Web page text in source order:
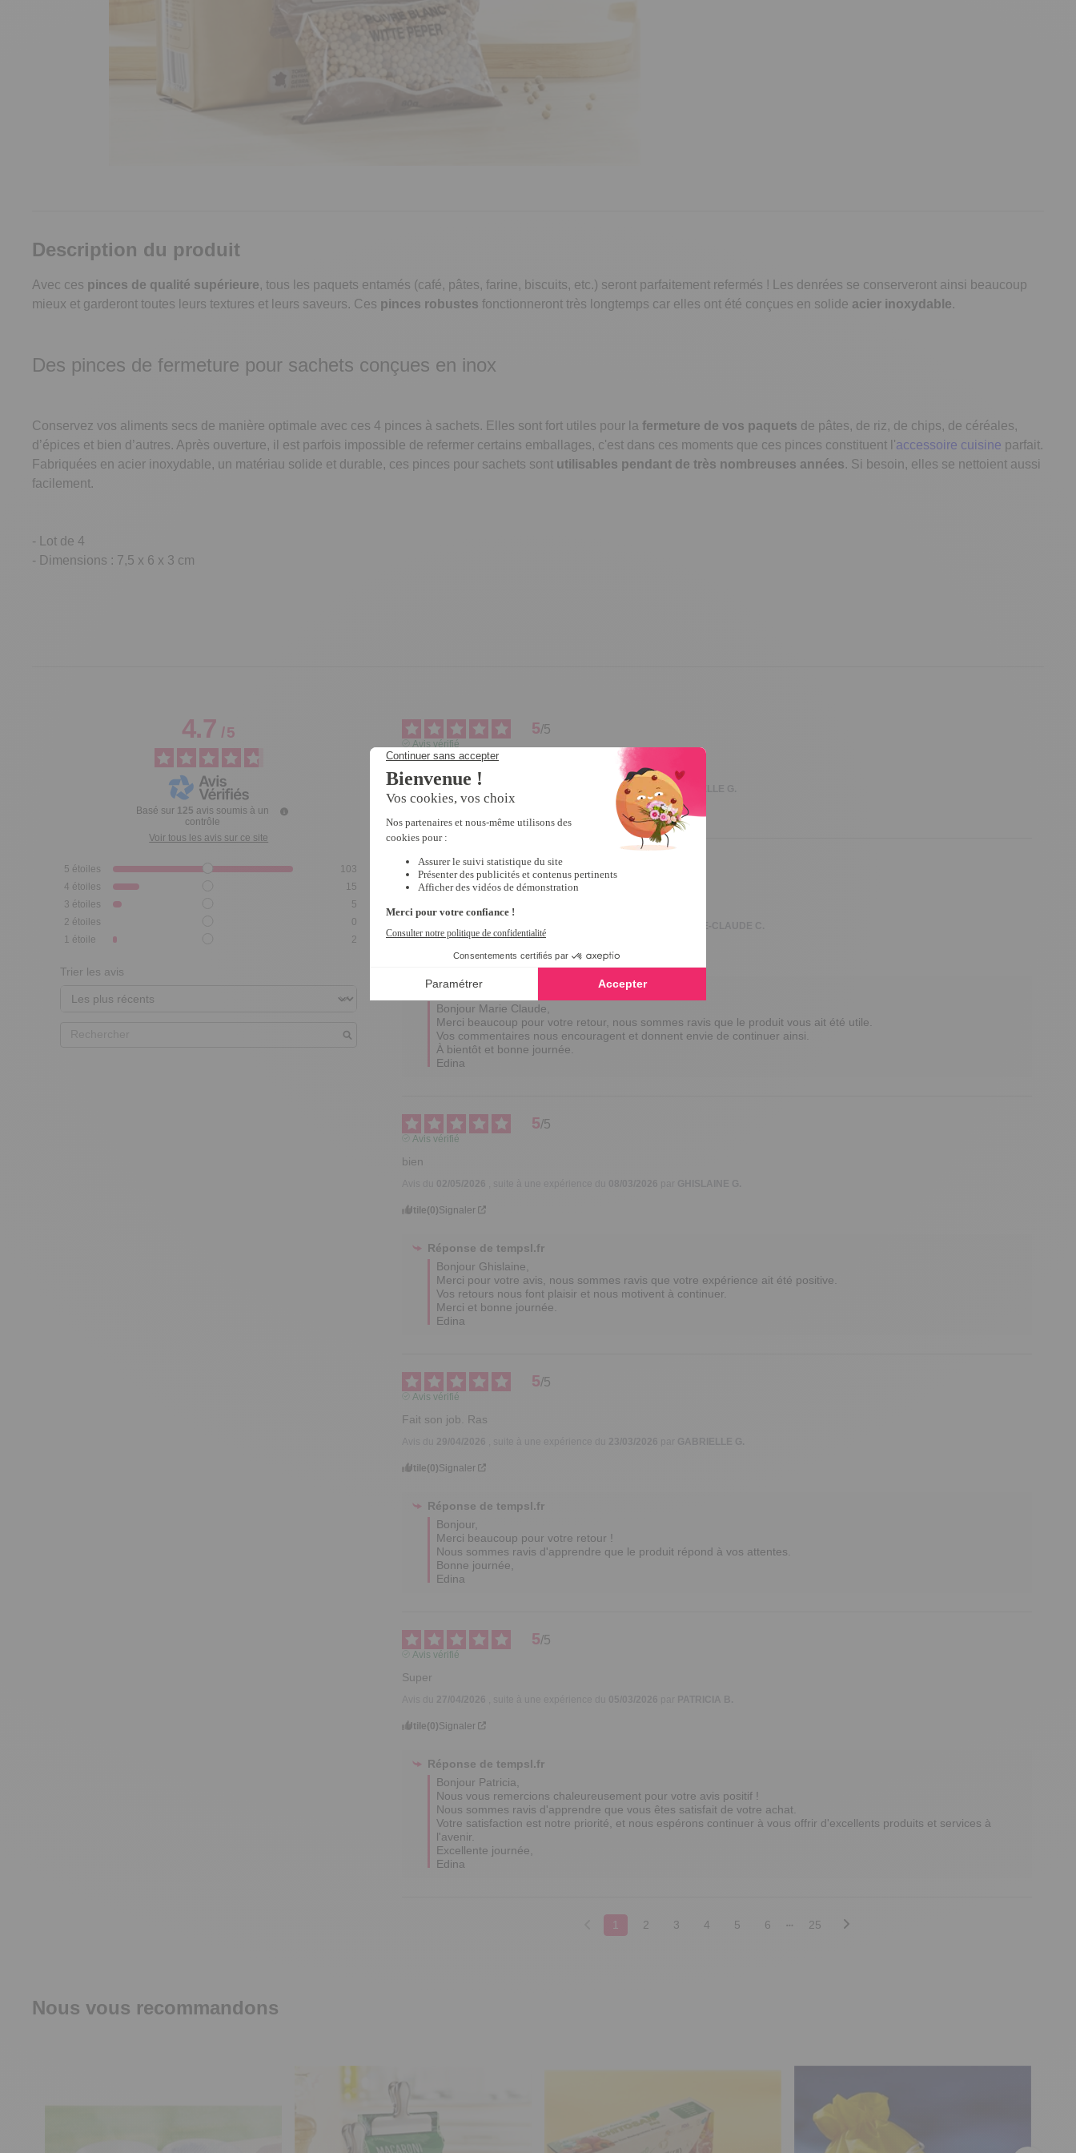
Description du produit
Avec ces pinces de qualité supérieure, tous les paquets entamés (café, pâtes, farine, biscuits, etc.) seront parfaitement refermés ! Les denrées se conserveront ainsi beaucoup
mieux et garderont toutes leurs textures et leurs saveurs. Ces pinces robustes fonctionneront très longtemps car elles ont été conçues en solide acier inoxydable.
Des pinces de fermeture pour sachets conçues en inox
Conservez vos aliments secs de manière optimale avec ces 4 pinces à sachets. Elles sont fort utiles pour la fermeture de vos paquets de pâtes, de riz, de chips, de céréales,
d’épices et bien d’autres. Après ouverture, il est parfois impossible de refermer certains emballages, c'est dans ces moments que ces pinces constituent l'accessoire cuisine parfait.
Fabriquées en acier inoxydable, un matériau solide et durable, ces pinces pour sachets sont utilisables pendant de très nombreuses années. Si besoin, elles se nettoient aussi
facilement.
- Lot de 4
- Dimensions : 7,5 x 6 x 3 cm
4.7/5
Basé sur 125 avis soumis à un
contrôle
Voir tous les avis sur ce site
5 étoiles
103
4 étoiles
15
3 étoiles
5
2 étoiles
0
1 étoile 2
Trier les avis
5/5
Avis vérifié
Ideale et pratique
Avis du01/07/2026 14/05/2026 parISABELLE G.
5/5
Avis vérifié
MARIE-CLAUDE C.
Signaler
Réponse de
Bonjour Marie Claude,
Merci beaucoup pour votre retour, nous sommes ravis que le produit vous ait été utile.
Vos commentaires nous encouragent et donnent envie de continuer ainsi.
À bientôt et bonne journée.
Edina
5/5
Avis vérifié
bien
02/05/2026 08/03/2026
Utile(0)Signaler
Réponse detempsl.fr
Bonjour Ghislaine,
Merci pour votre avis, nous sommes ravis que votre expérience ait été positive.
Vos retours nous font plaisir et nous motivent à continuer.
Merci et bonne journée.
Edina
5/5
Avis vérifié
Fait son job. Ras
29/04/2026 23/03/2026 par GABRIELLE G.
Utile(0)Signaler
Réponse detempsl.fr
Bonjour,
Merci beaucoup pour votre retour !
Nous sommes ravis d'apprendre que le produit répond à vos attentes.
Bonne journée,
Edina
5/5
Avis vérifié
Super
Utile(0)Signaler
Réponse detempsl.fr
Bonjour Patricia,
Nous vous remercions chaleureusement pour votre avis positif !
Nous sommes ravis d'apprendre que vous êtes satisfait de votre achat.
Votre satisfaction est notre priorité, et nous espérons continuer à vous offrir d'excellents produits et services à
l'avenir.
Excellente journée,
Edina
1 2 3 4 5 6 25
Nous vous recommandons